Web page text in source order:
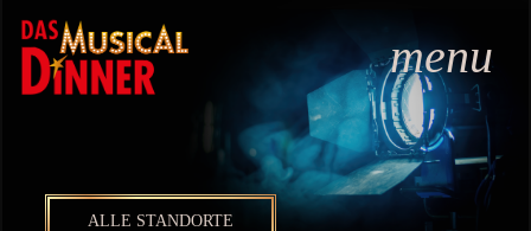
menu
ALLE STANDORTE